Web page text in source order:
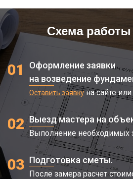
Схема
01
Оформление заявки
на возведение
Оставить заявкуна сайте
02 Выезд мастера на
Выполнение необходимых
03 Подготовка сметы.
После замера расчет